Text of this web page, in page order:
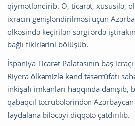
qiymətləndirib. O, ticarət, xüsusilə,
ixracın genişləndirilməsi üçün
ölkəsində keçirilən sərgilərdə
bağlı fikirlərini bölüşüb.
İspaniya Ticarət Palatasının baş
Riyera ölkəmizlə kənd təsərrüfatı
inkişafı imkanları haqqında danışıb,
qabaqcıl təcrübələrindən Azərbaycan
faydalana biləcəyi diqqətə çatdırılıb.